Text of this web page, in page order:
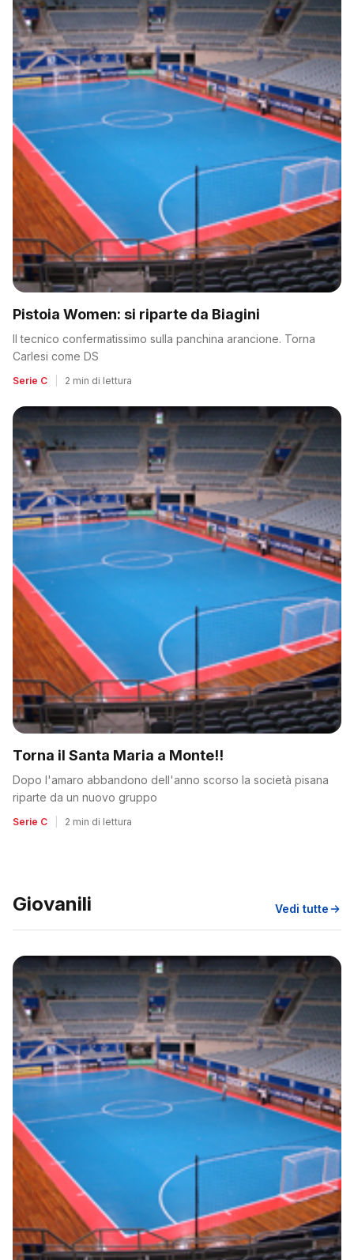
Pistoia Women: si riparte da Biagini
Il tecnico confermatissimo sulla panchina arancione. Torna
Carlesi come DS
Serie C 2 min di lettura
Torna il Santa Maria a Monte!!
Dopo l'amaro abbandono dell'anno scorso la società pisana
riparte da un nuovo gruppo
Serie C 2 min di lettura
Giovanili Vedi tutte